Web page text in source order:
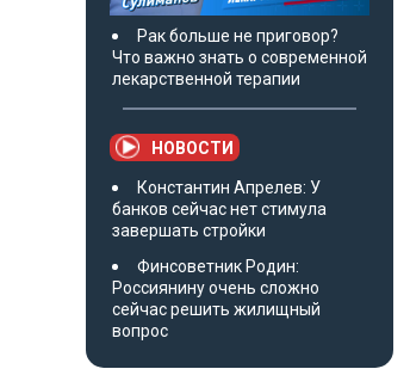
Рак больше не приговор?
Что важно знать о современной
лекарственной терапии
НОВОСТИ
Константин Апрелев: У
банков сейчас нет стимула
завершать стройки
Финсоветник Родин:
Россиянину очень сложно
сейчас решить жилищный
вопрос